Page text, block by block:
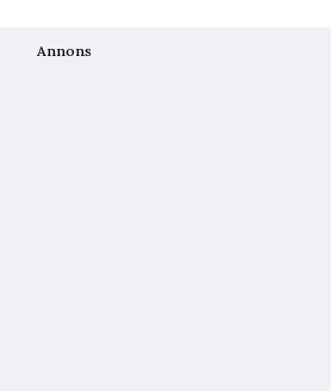
Annons